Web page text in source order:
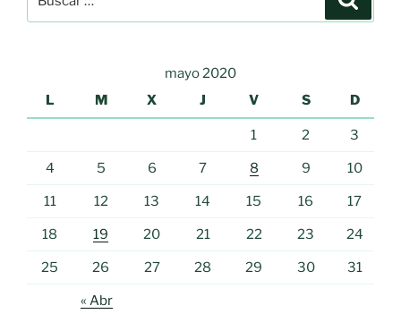
por:
mayo 2020
L
M X J V S D
1 2 3
4 5 6 7 8 9 10
11 12 13 14 15 16 17
18 19 20 21 22 23 24
25 26 27 28 29 30 31
« Abr